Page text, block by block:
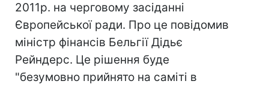
2011р. на черговому засіданні
Європейської ради. Про це повідомив
міністр фінансів Бельгії Дідьє
Рейндерс. Це рішення буде
"безумовно прийнято на саміті в